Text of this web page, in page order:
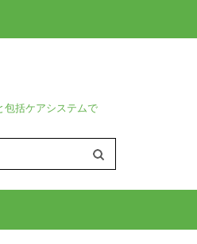
包括ケアシステムで